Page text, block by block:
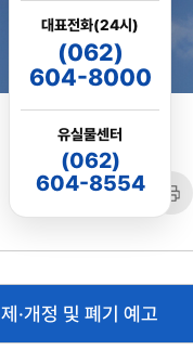
대표전화(24시)
(062)
604-8000
유실물센터
(062)
604-8554
공유
링크
프린
트
·개정 및 폐기 예고